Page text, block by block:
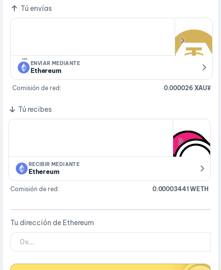
Tú envías
…
ENVIAR MEDIANTE
Ethereum
Comisión de red: 0.000026 XAU₮
Tú recibes
RECIBIR MEDIANTE
Ethereum
Comisión de red: 0.00003441 WETH
Tu dirección de Ethereum